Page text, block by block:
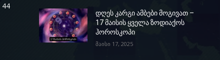
44
დღეს კარგი ამბები მოგივათ –
17 მაისის ყველა ზოდიაქოს
ჰოროსკოპი
მაისი 17, 2025